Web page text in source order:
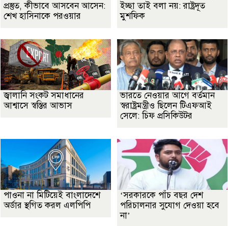
প্রস্তুত, কীভাবে আসবেন আসেন:
শেখ হাসিনাকে পরওয়ার
ইচ্ছা তাই বলা নয়: রাষ্ট্রদূত
মুশফিক
জ্বালানি সংকট সমাধানের
আশ্বাসে স্বস্তির আভাস
ভারতে নেওয়ার আগে বর্তমান
স্বরাষ্ট্রমন্ত্রীও ছিলেন টিএফআই
সেলে: চিফ প্রসিকিউটর
পাওনা না মিটিয়েই বাংলাদেশে
অর্ডার স্থগিত করল এলপিপি
‘সরকারকে পাঁচ বছর দেশ
পরিচালনার সুযোগ দেওয়া হবে
না’